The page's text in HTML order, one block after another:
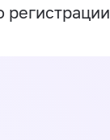
регистрации